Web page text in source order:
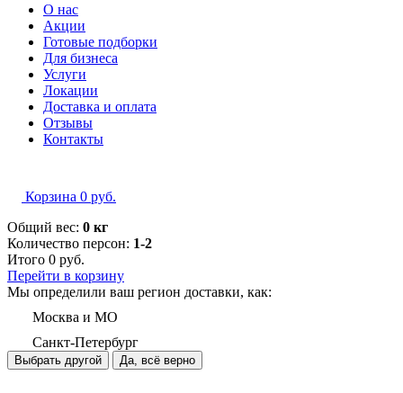
О нас
Акции
Готовые подборки
Для бизнеса
Услуги
Локации
Доставка и оплата
Отзывы
Контакты
Корзина 0 руб.
Общий вес: 0 кг
Количество персон: 1-2
Итого 0 руб.
Перейти в корзину
Мы определили ваш регион доставки, как:
Москва и МО
Санкт-Петербург
Выбрать другой Да, всё верно